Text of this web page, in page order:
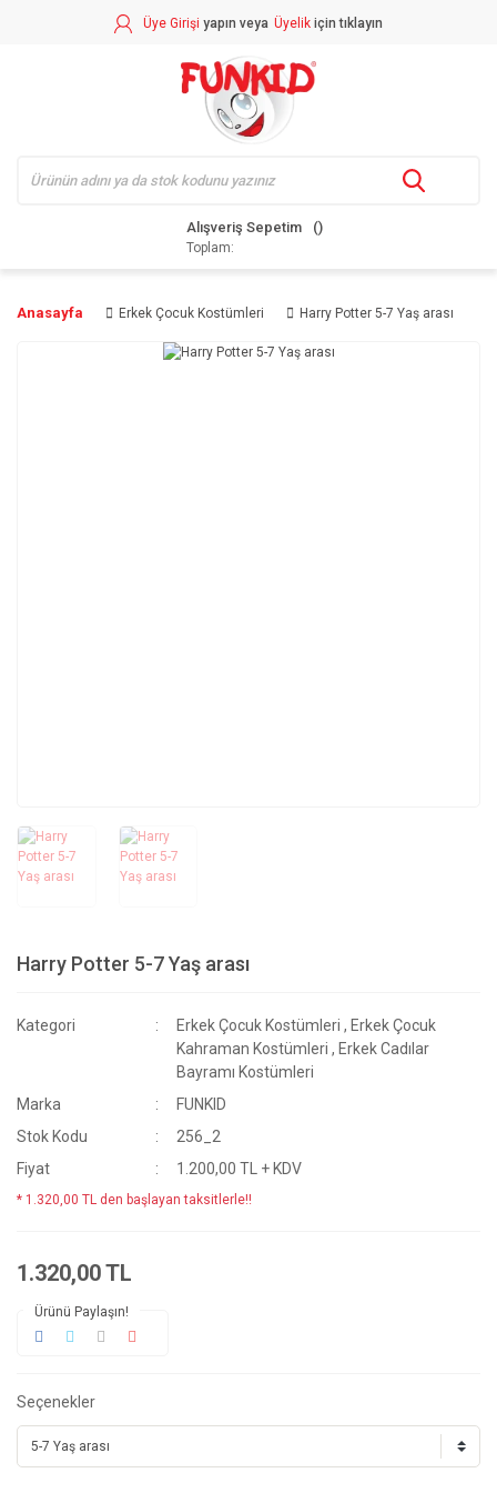
Üye Girişi yapın veya Üyelik için tıklayın
Alışveriş Sepetim
Toplam:
Anasayfa Erkek Çocuk Kostümleri Harry Potter 5-7 Yaş arası
Harry Potter 5-7 Yaş arası
Kategori Erkek Çocuk Kostümleri , Erkek Çocuk
Kahraman Kostümleri , Erkek Cadılar
Bayramı Kostümleri
Marka
FUNKID
Stok Kodu
256_2
Fiyat
1.200,00 TL + KDV
* 1.320,00 TL den başlayan taksitlerle!!
1.320,00 TL
Ürünü Paylaşın!
Seçenekler